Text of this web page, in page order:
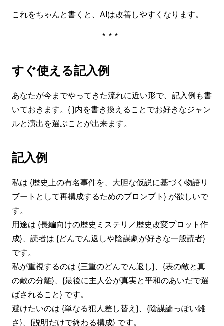
これをちゃんと書くと、AIは改善しやすくなります。
***
すぐ使える記入例
あなたが今までやってきた流れに近い形で、記入例も書
いておきます。{ }内を書き換えることでお好きなジャン
ルと演出を選ぶことが出来ます。
記入例
私は {歴史上の有名事件を、大胆な仮説に基づく物語リ
ブートとして再構成するためのプロンプト} が欲しいで
す。
用途は {長編向けの歴史ミステリ／歴史改変プロット作
成}、読者は {どんでん返しや陰謀劇が好きな一般読者}
です。
私が重視するのは {三重のどんでん返し}、{表の敵と真
の敵の分離}、{最後に主人公が真実と平和のあいだで選
ばされること} です。
避けたいのは {単なる犯人差し替え}、{陰謀論っぽい雑
さ}、{説明だけで終わる構成} です。